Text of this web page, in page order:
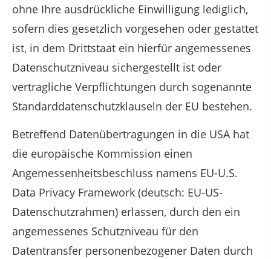
ohne Ihre ausdrückliche Einwilligung lediglich,
sofern dies gesetzlich vorgesehen oder gestattet
ist, in dem Drittstaat ein hierfür angemessenes
Datenschutzniveau sichergestellt ist oder
vertragliche Verpflichtungen durch sogenannte
Standarddatenschutzklauseln der EU bestehen.
Betreffend Datenübertragungen in die USA hat
die europäische Kommission einen
Angemessenheitsbeschluss namens EU-U.S.
Data Privacy Framework (deutsch: EU-US-
Datenschutzrahmen) erlassen, durch den ein
angemessenes Schutzniveau für den
Datentransfer personenbezogener Daten durch